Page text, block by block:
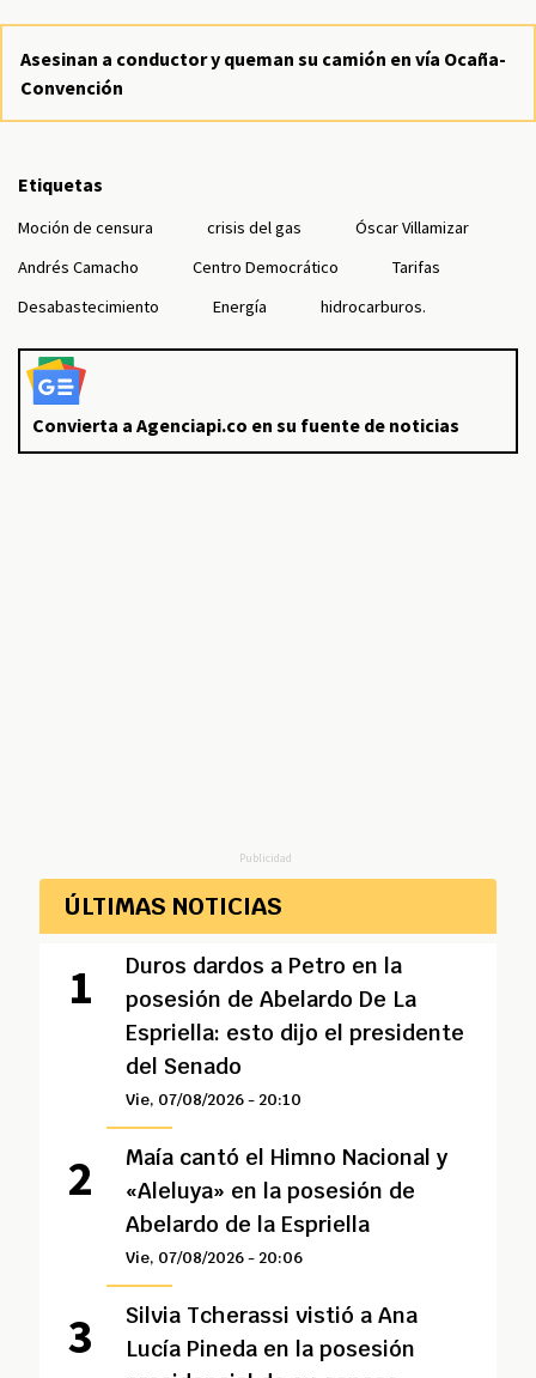
Asesinan a conductor y queman su camión en vía Ocaña-
Convención
Etiquetas
Moción de censura crisis del gas
Óscar Villamizar
Andrés Camacho
Centro Democrático
Tarifas
Desabastecimiento
Energía hidrocarburos.
Convierta a Agenciapi.co en su fuente de noticias
Publicidad
ÚLTIMAS NOTICIAS
Duros dardos a Petro en la
posesión de Abelardo De La
Espriella: esto dijo el presidente
del Senado
Vie, 07/08/2026 - 20:10
Maía cantó el Himno Nacional y
«Aleluya» en la posesión de
Abelardo de la Espriella
Vie, 07/08/2026 - 20:06
Silvia Tcherassi vistió a Ana
Lucía Pineda en la posesión